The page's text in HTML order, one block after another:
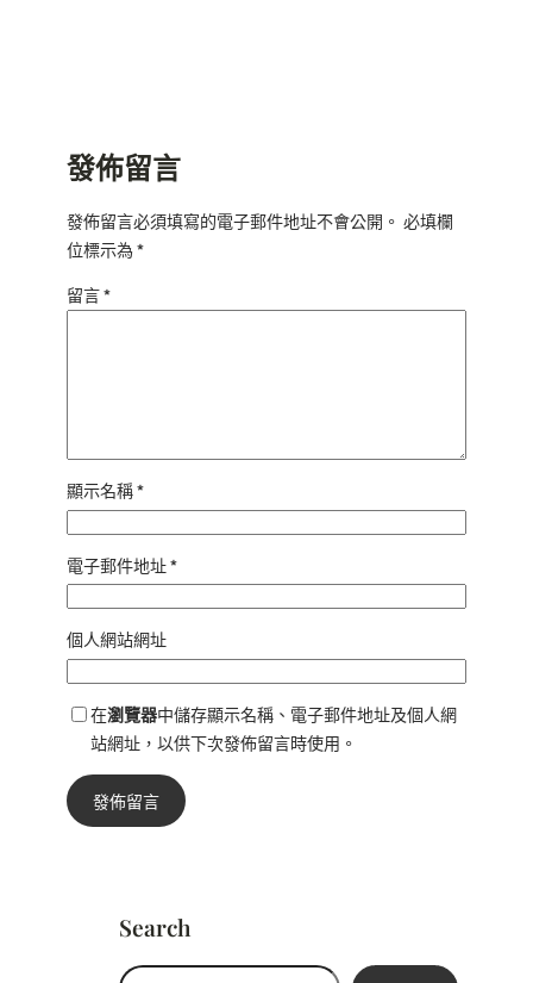
發佈留言
發佈留言必須填寫的電子郵件地址不會公開。 必填欄
位標示為*
留言*
顯示名稱*
電子郵件地址*
個人網站網址
在瀏覽器中儲存顯示名稱、電子郵件地址及個人網
站網址，以供下次發佈留言時使用。
Search
搜